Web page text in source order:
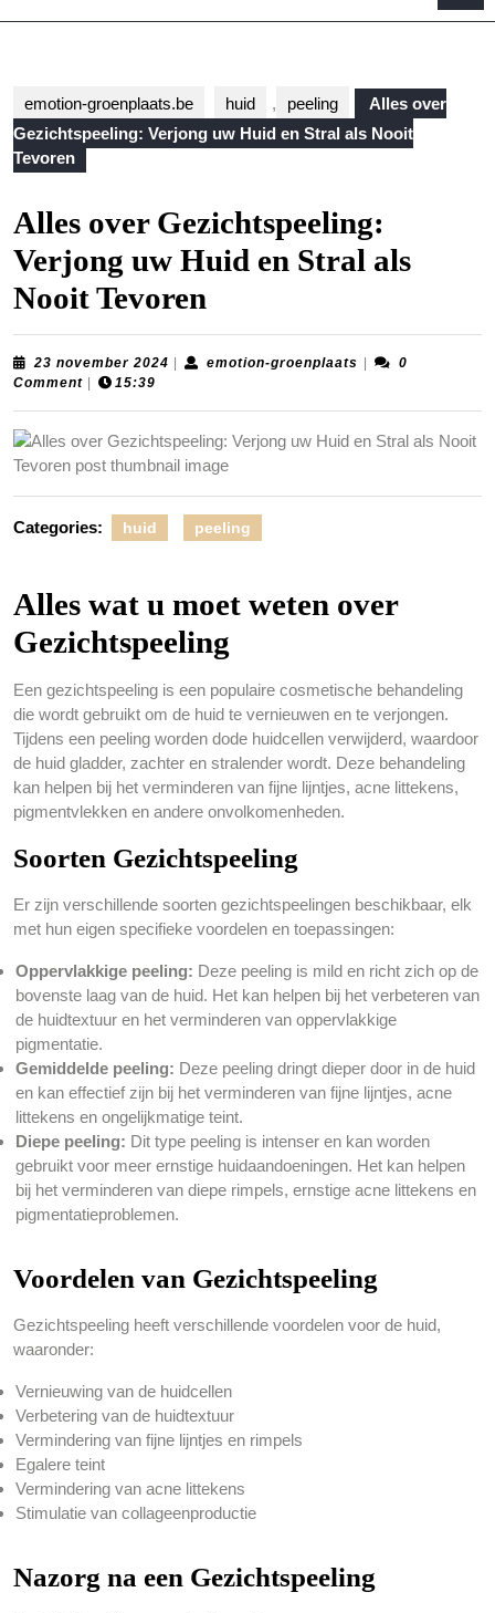
emotion-groenplaats.be huid , peeling
Alles over
Gezichtspeeling: Verjong uw Huid en Stral als Nooit
Tevoren
Alles over Gezichtspeeling:
Verjong uw Huid en Stral als
Nooit Tevoren
23 november 2024 23
emotion-groenplaats emotion-
0
Comment
15:39
Categories: huid peeling
Alles wat u moet weten over
Gezichtspeeling
Een gezichtspeeling is een populaire cosmetische behandeling
die wordt gebruikt om de huid te vernieuwen en te verjongen.
Tijdens een peeling worden dode huidcellen verwijderd, waardoor
de huid gladder, zachter en stralender wordt. Deze behandeling
kan helpen bij het verminderen van fijne lijntjes, acne littekens,
pigmentvlekken en andere onvolkomenheden.
Soorten Gezichtspeeling
Er zijn verschillende soorten gezichtspeelingen beschikbaar, elk
met hun eigen specifieke voordelen en toepassingen:
Oppervlakkige peeling: Deze peeling is mild en richt zich op de
bovenste laag van de huid. Het kan helpen bij het verbeteren van
de huidtextuur en het verminderen van oppervlakkige
pigmentatie.
Gemiddelde peeling: Deze peeling dringt dieper door in de huid
en kan effectief zijn bij het verminderen van fijne lijntjes, acne
littekens en ongelijkmatige teint.
Diepe peeling: Dit type peeling is intenser en kan worden
gebruikt voor meer ernstige huidaandoeningen. Het kan helpen
bij het verminderen van diepe rimpels, ernstige acne littekens en
pigmentatieproblemen.
Voordelen van Gezichtspeeling
Gezichtspeeling heeft verschillende voordelen voor de huid,
waaronder:
Vernieuwing van de huidcellen
Verbetering van de huidtextuur
Vermindering van fijne lijntjes en rimpels
Egalere teint
Vermindering van acne littekens
Stimulatie van collageenproductie
Nazorg na een Gezichtspeeling